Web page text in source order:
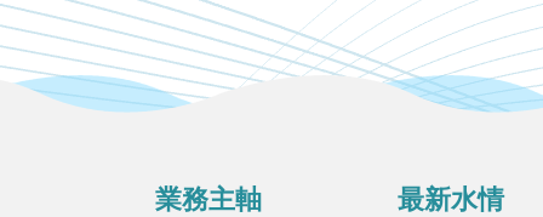
業務主軸 最新水情